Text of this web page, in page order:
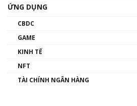
ỨNG DỤNG
CBDC
GAME
KINH TẾ
NFT
TÀI CHÍNH NGÂN HÀNG